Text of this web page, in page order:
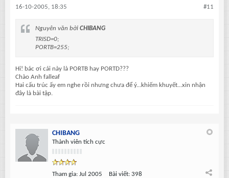
#11
16-10-2005, 18:35
Nguyên văn bởi CHIBANG
TRISD=0;
PORTB=255;
Hi! bác ơi cái này là PORTB hay PORTD???
Chào Anh falleaf
Hai cấu trúc ấy em nghe rồi nhưng chưa để ý...khiếm khuyết...xin nhận
đây là bài tập.
CHIBANG
Thành viên tích cực
Tham gia: Jul 2005 Bài viết: 398